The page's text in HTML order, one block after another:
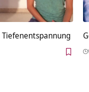
Tiefenentspannung